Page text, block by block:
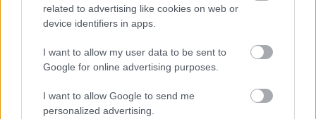
related to advertising like cookies on web or
device identifiers in apps.
I want to allow my user data to be sent to
Google for online advertising purposes.
I want to allow Google to send me
personalized advertising.
Fidesz 2/3-dal ül a törvényhozásban, miközben
nem szavaztak ennyien a pártra. És még ehhez
jött a választási körzetek átrajzolása is. Vagyis a
2010-es választási nyereség után a kormányzó
párt bebiztosította magának a következő éveket
is, a rendszer pedig működik, jöttek sorra a 2/3-